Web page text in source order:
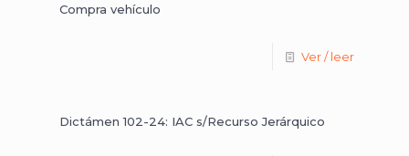
Compra vehículo
Ver / leer
Dictámen 102-24: IAC s/Recurso Jerárquico